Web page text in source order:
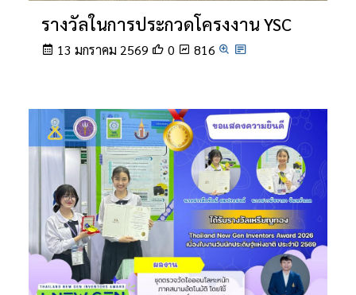
รางวัลในการประกวดโครงงาน YSC
13 มกราคม 2569 0 816